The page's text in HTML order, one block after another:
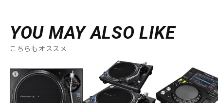
YOU MAY ALSO LIKE
こちらもオススメ